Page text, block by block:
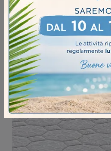
MEMORY 5